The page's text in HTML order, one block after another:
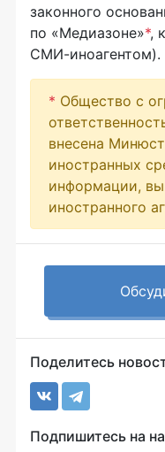
законного
по «Медиазоне»*,
СМИ-иноагентом).
* Общество с
внесена
иностранных
информации,
иностранного
Поделитесь
Подпишитесь на